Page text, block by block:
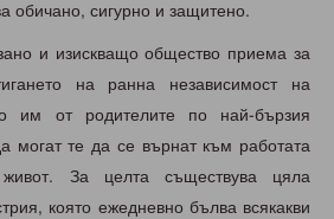
обичано, сигурно и защитено.
и изискващо общество приема за
на ранна независимост на
им от родителите по най-бързия
могат те да се върнат към работата
За целта съществува цяла
която ежедневно бълва всякакви